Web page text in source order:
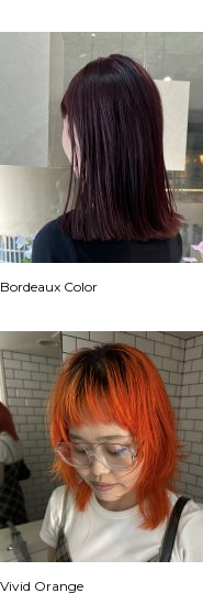
Bordeaux Color
Vivid Orange